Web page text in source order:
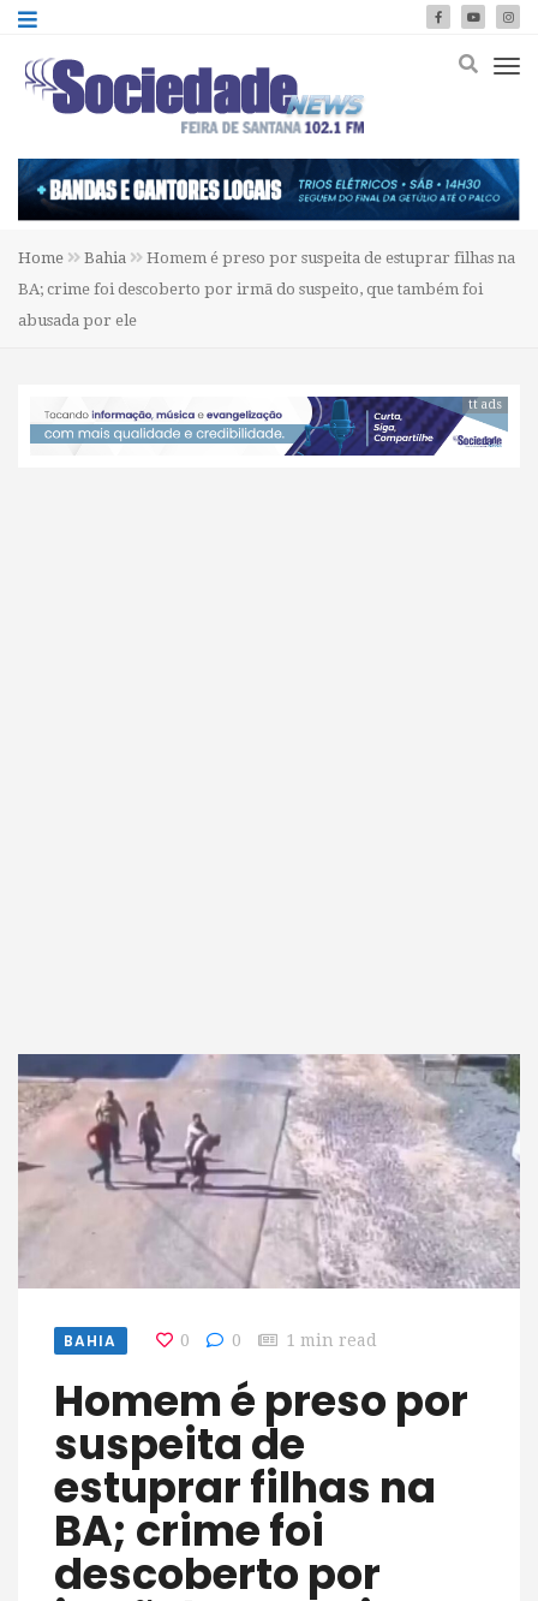
Home Bahia
Homem é preso por suspeita de estuprar filhas na
BA; crime foi descoberto por irmã do suspeito, que também foi
abusada por ele
tt ads
BAHIA 0 0 1 min read
Homem é preso por
suspeita de
estuprar filhas na
BA; crime foi
descoberto por